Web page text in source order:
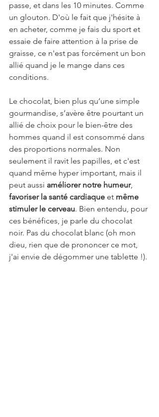
passe, et dans les 10 minutes. Comme
un glouton. D'où le fait que j'hésite à
en acheter, comme je fais du sport et
essaie de faire attention à la prise de
graisse, ce n'est pas forcément un bon
allié quand je le mange dans ces
conditions.
Le chocolat, bien plus qu’une simple
gourmandise, s’avère être pourtant un
allié de choix pour le bien-être des
hommes quand il est consommé dans
des proportions normales. Non
seulement il ravit les papilles, et c'est
quand même hyper important, mais il
peut aussi améliorer notre humeur,
favoriser la santé cardiaque et même
stimuler le cerveau. Bien entendu, pour
ces bénéfices, je parle du chocolat
noir. Pas du chocolat blanc (oh mon
dieu, rien que de prononcer ce mot,
j'ai envie de dégommer une tablette !).